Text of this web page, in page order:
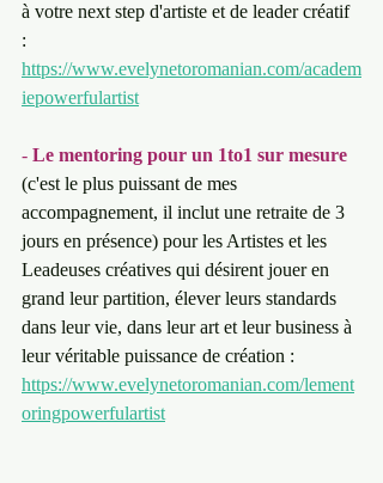
à votre next step d'artiste et de leader créatif
:
https://www.evelynetoromanian.com/academ
iepowerfulartist
- Le mentoring pour un 1to1 sur mesure
(c'est le plus puissant de mes
accompagnement, il inclut une retraite de 3
jours en présence) pour les Artistes et les
Leadeuses créatives qui désirent jouer en
grand leur partition, élever leurs standards
dans leur vie, dans leur art et leur business à
leur véritable puissance de création :
https://www.evelynetoromanian.com/lement
oringpowerfulartist